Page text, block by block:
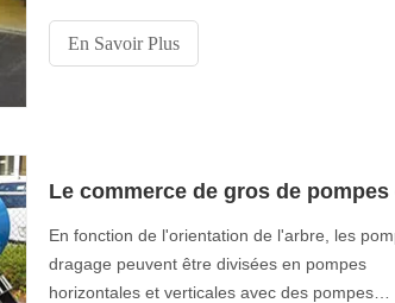
destructeur qui entraîne des procédures de
maintenance coûteuses et, surtout, des temps
En Savoir Plus
En fonction de l'orientation de l'arbre, les
dragage peuvent être divisées en pompes
horizontales et verticales avec des pompes